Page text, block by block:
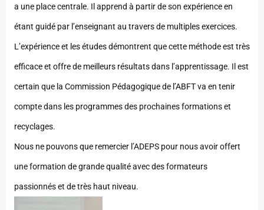
a une place centrale. Il apprend à partir de son expérience en
étant guidé par l’enseignant au travers de multiples exercices.
L’expérience et les études démontrent que cette méthode est très
efficace et offre de meilleurs résultats dans l’apprentissage. Il est
certain que la Commission Pédagogique de l’ABFT va en tenir
compte dans les programmes des prochaines formations et
recyclages.
Nous ne pouvons que remercier l’ADEPS pour nous avoir offert
une formation de grande qualité avec des formateurs
passionnés et de très haut niveau.